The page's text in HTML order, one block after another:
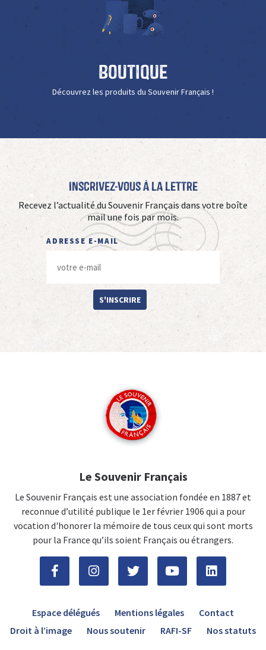
Boutique
Découvrez les produits du Souvenir Français !
Inscrivez-vous à La Lettre
Recevez l’actualité du Souvenir Français dans votre boîte
mail une fois par mois.
ADRESSE E-MAIL
S'INSCRIRE
Le Souvenir Français
Le Souvenir Français est une association fondée en 1887 et
reconnue d’utilité publique le 1er février 1906 qui a pour
vocation d'honorer la mémoire de tous ceux qui sont morts
pour la France qu’ils soient Français ou étrangers.
Espace délégués Mentions légales
Contact
Droit à l’image
Nous soutenir RAFI-SF Nos statuts